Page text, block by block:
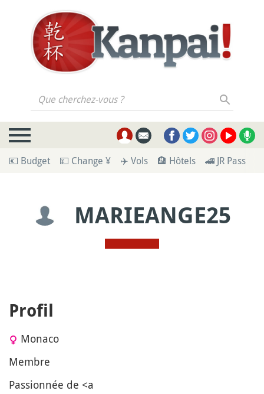
Que cherchez-vous ?
💶 Budget 💴 Change ¥ ✈️ Vols 🏨 Hôtels 🚄 JR Pass
MARIEANGE25
Profil
Monaco
Membre
Passionnée de <a